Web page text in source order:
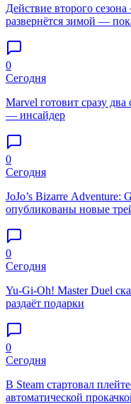
Действие второго
развернётся зимой —
0
Сегодня
Marvel готовит сразу
— инсайдер
0
Сегодня
JoJo’s Bizarre Adventure:
опубликованы новые
0
Сегодня
Yu-Gi-Oh! Master Duel
раздаёт подарки
0
Сегодня
В Steam стартовал
автоматической